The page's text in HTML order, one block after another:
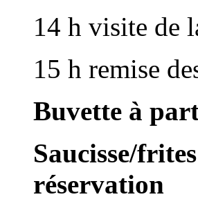
14 h visite de
15 h remise
Buvette à
Saucisse/
réservation